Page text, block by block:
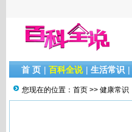
首 页 | 百科全说 | 生活常识 |
您现在的位置： 首页 >> 健康常识